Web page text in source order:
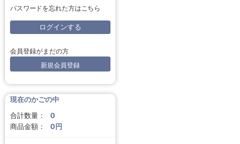
パスワードを忘れた方はこちら
会員登録がまだの方
新規会員登録
現在のかごの中
合計数量：
0
商品金額：
0円